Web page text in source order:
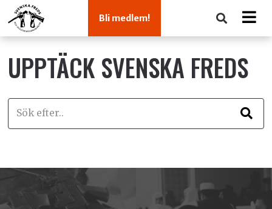
Bli medlem!
UPPTÄCK SVENSKA FREDS